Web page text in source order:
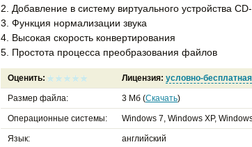
2. Добавление в систему виртуального устройства
3. Функция нормализации звука
4. Высокая скорость конвертирования
5. Простота процесса преобразования файлов
Оценить: Лицензия: условно-бесплатная
Размер файла: 3 Мб (Скачать)
Операционные системы: Windows 7, Windows XP,
Язык: английский